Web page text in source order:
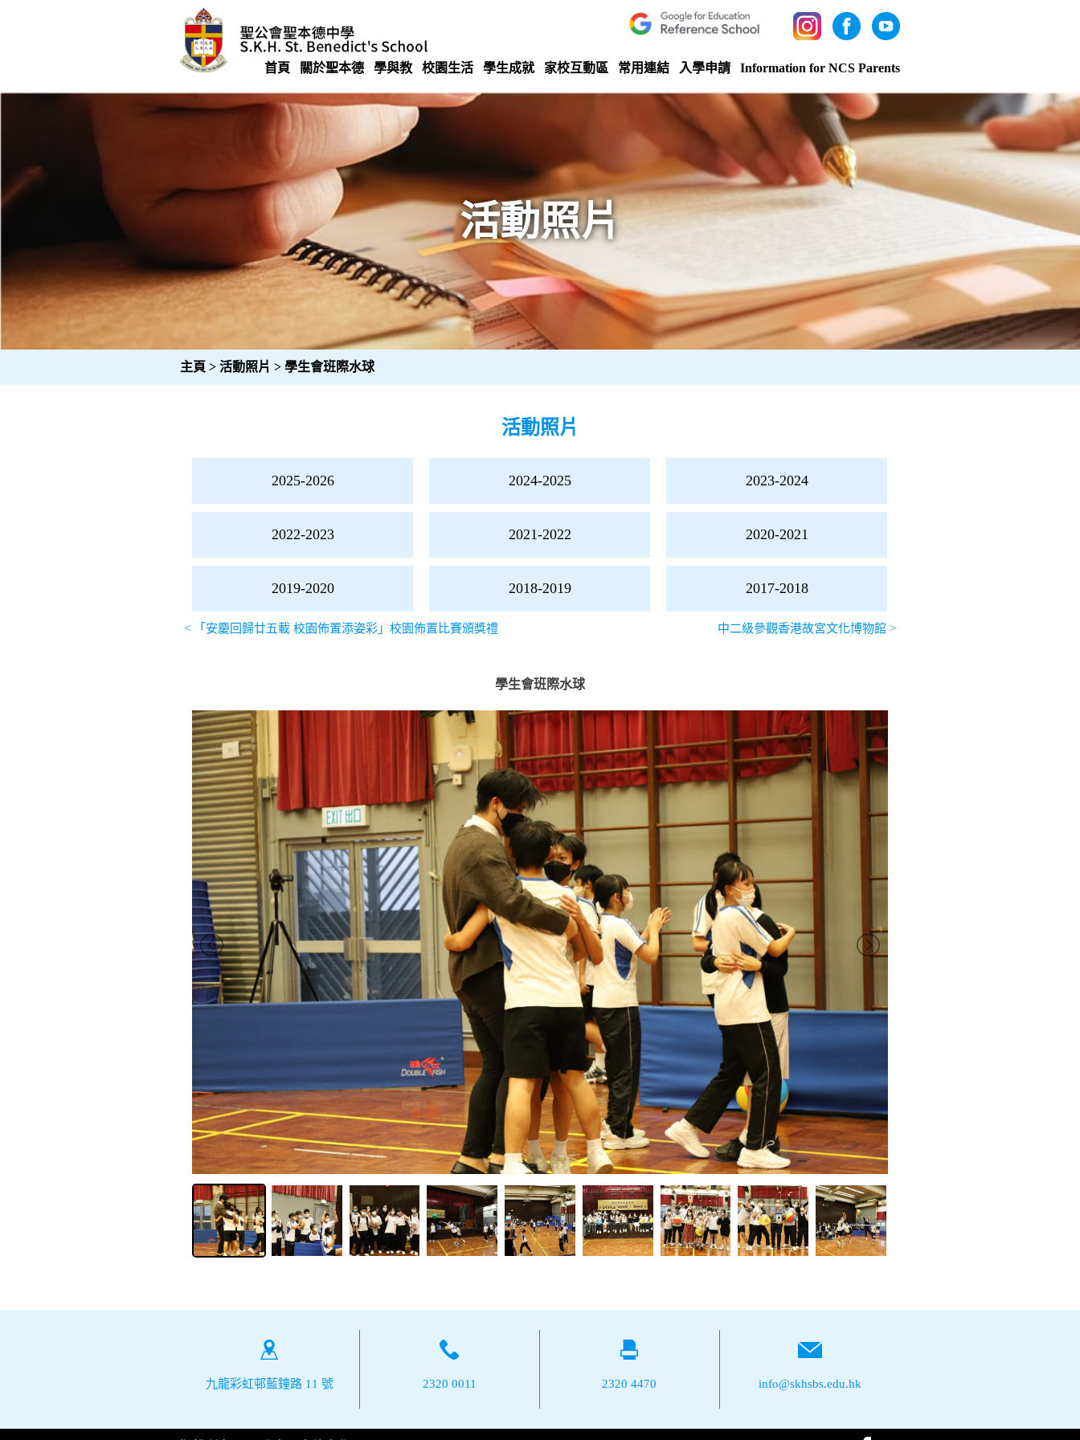
首頁 關於聖本德 學與教 校園生活 學生成就 家校互動區 常用連結 入學申請 Information for NCS Parents
活動照片
主頁 > 活動照片 > 學生會班際水球
活動照片
2025-2026 2024-2025 2023-2024
2022-2023 2021-2022 2020-2021
2019-2020 2018-2019 2017-2018
章
覽
2025-
2026
2025
2023-
2024
2022-
2023
2021-
2022
2020-
2021
2020
2018-
2019
2017-
2018
< 「安慶回歸廿五載 校園佈置添姿彩」校園佈置比賽頒獎禮 中二級參觀香港故宮文化博物館 >
學生會班際水球
九龍彩虹邨藍鐘路 11 號 2320 0011 2320 4470 info@skhsbs.edu.hk